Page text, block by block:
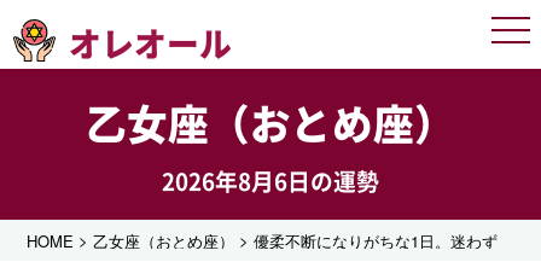
オレオール
乙女座（おとめ座）
2026年8月6日の運勢
HOME >乙女座（おとめ座） >優柔不断になりがちな1日。迷わず